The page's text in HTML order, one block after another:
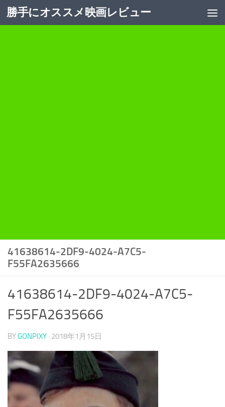
コンテンツへスキップ
勝手にオススメ映画レビュー
41638614-2DF9-4024-A7C5-
F55FA2635666
41638614-2DF9-4024-A7C5-
F55FA2635666
BYGONPIXY · 2018年1月15日